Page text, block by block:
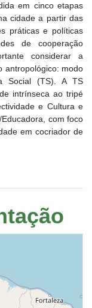
em cinco etapas
cidade a partir das
práticas e políticas
de cooperação
considerar a
antropológico: modo
Social (TS). A TS
intrínseca ao tripé
e Cultura e
com foco
em cocriador de